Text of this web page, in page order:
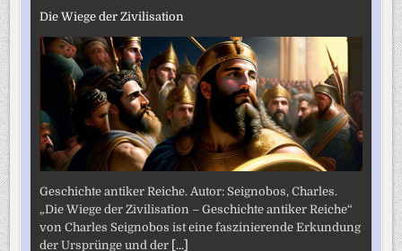
Die Wiege der Zivilisation
Geschichte antiker Reiche. Autor: Seignobos, Charles.
„Die Wiege der Zivilisation – Geschichte antiker Reiche“
von Charles Seignobos ist eine faszinierende Erkundung
der Ursprünge und der [...]